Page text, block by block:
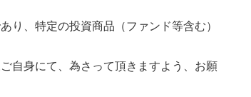
り、特定の投資商品（ファンド等含む）
自身にて、為さって頂きますよう、お願